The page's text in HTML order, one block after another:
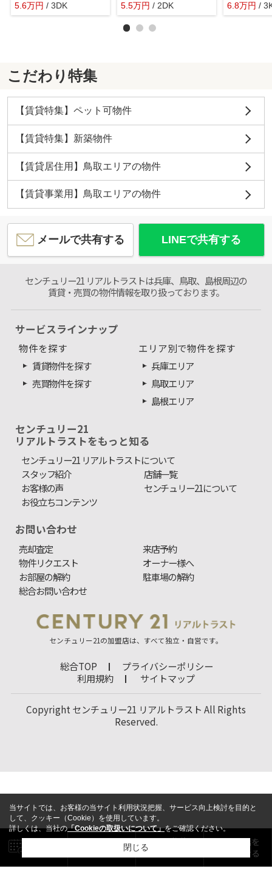
5.6万円 / 3DK
5.5万円 / 2DK
6.8万円 /
こだわり特集
【賃貸特集】ペット可物件
【賃貸特集】新築物件
【賃貸居住用】鳥取エリアの物件
【賃貸事業用】鳥取エリアの物件
メールで共有する LINEで共有する
センチュリー21 リアルトラストは兵庫、鳥取、島根周辺の
賃貸・売買の物件情報を取り扱っております。
サービスラインナップ
物件を探す
賃貸物件を探す
売買物件を探す
エリア別で物件を探す
兵庫エリア
鳥取エリア
島根エリア
センチュリー21
リアルトラストをもっと知る
センチュリー21 リアルトラストについて
スタッフ紹介
店舗一覧
お客様の声
センチュリー21について
お役立ちコンテンツ
お問い合わせ
売却査定
来店予約
物件リクエスト
オーナー様へ
お部屋の解約
駐車場の解約
総合お問い合わせ
センチュリー21の加盟店は、すべて独立・自営です。
総合TOP
プライバシーポリシー
利用規約
サイトマップ
Copyright センチュリー21 リアルトラスト All Rights
Reserved.
当サイトでは、お客様の当サイト利用状況把握、サービス向上検討を目的と
して、クッキー（Cookie）を使用しています。
詳しくは、当社の「Cookieの取扱いについて」をご確認ください。
閉じる